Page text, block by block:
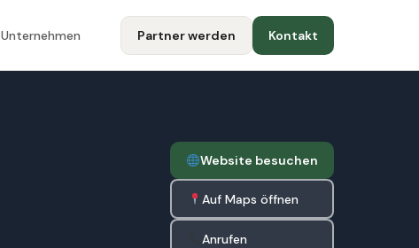
Unternehmen Partner werden Kontakt
Website besuchen
Auf Maps öffnen
Anrufen